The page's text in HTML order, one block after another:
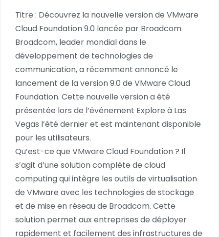
Titre : Découvrez la nouvelle version de VMware
Cloud Foundation 9.0 lancée par Broadcom
Broadcom, leader mondial dans le
développement de technologies de
communication, a récemment annoncé le
lancement de la version 9.0 de VMware Cloud
Foundation. Cette nouvelle version a été
présentée lors de l’événement Explore à Las
Vegas l’été dernier et est maintenant disponible
pour les utilisateurs.
Qu’est-ce que VMware Cloud Foundation ? Il
s’agit d’une solution complète de cloud
computing qui intègre les outils de virtualisation
de VMware avec les technologies de stockage
et de mise en réseau de Broadcom. Cette
solution permet aux entreprises de déployer
rapidement et facilement des infrastructures de